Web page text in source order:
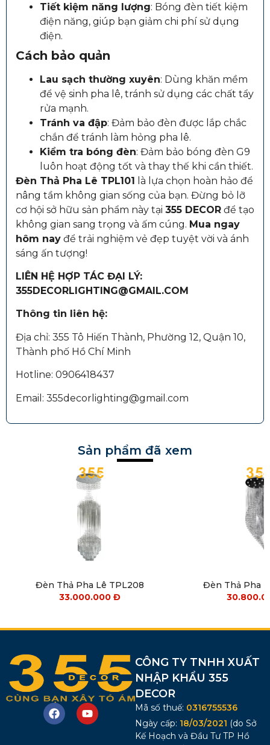
Tiết kiệm năng lượng: Bóng đèn tiết kiệm
điện năng, giúp bạn giảm chi phí sử dụng
điện.
Cách bảo quản
Lau sạch thường xuyên: Dùng khăn mềm
để vệ sinh pha lê, tránh sử dụng các chất tẩy
rửa mạnh.
Tránh va đập: Đảm bảo đèn được lắp chắc
chắn để tránh làm hỏng pha lê.
Kiểm tra bóng đèn: Đảm bảo bóng đèn G9
luôn hoạt động tốt và thay thế khi cần thiết.
Đèn Thả Pha Lê TPL101 là lựa chọn hoàn hảo để
nâng tầm không gian sống của bạn. Đừng bỏ lỡ
cơ hội sở hữu sản phẩm này tại 355 DECOR để tạo
không gian sang trọng và ấm cúng. Mua ngay
hôm nay để trải nghiệm vẻ đẹp tuyệt vời và ánh
sáng ấn tượng!
LIÊN HỆ HỢP TÁC ĐẠI LÝ:
355DECORLIGHTING@GMAIL.COM
Thông tin liên hệ:
Địa chỉ: 355 Tô Hiến Thành, Phường 12, Quận 10,
Thành phố Hồ Chí Minh
Hotline: 0906418437
Email: 355decorlighting@gmail.com
Sản phẩm đã xem
Đèn Thả Pha Lê TPL208
33.000.000Đ
Đèn Thả Pha
CÔNG TY TNHH XUẤT
NHẬP KHẨU 355
DECOR
Mã số thuế: 0316755536
Ngày cấp: 18/03/2021 (do Sở
Kế Hoạch và Đầu Tư TP Hồ